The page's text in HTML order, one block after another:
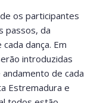
os participantes
passos, da
dança. Em
introduzidas
de cada
Estremadura e